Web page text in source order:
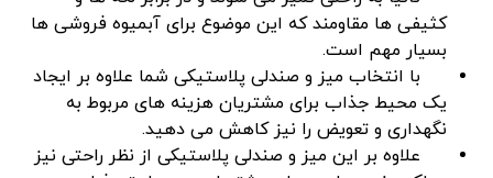
کثیفی ها مقاومند که این موضوع برای آبمیوه فروشی ها
بسیار مهم است.
با انتخاب میز و صندلی پلاستیکی شما علاوه بر ایجاد
یک محیط جذاب برای مشتریان هزینه های مربوط به
نگهداری و تعویض را نیز کاهش می دهید.
علاوه بر این میز و صندلی پلاستیکی از نظر راحتی نیز